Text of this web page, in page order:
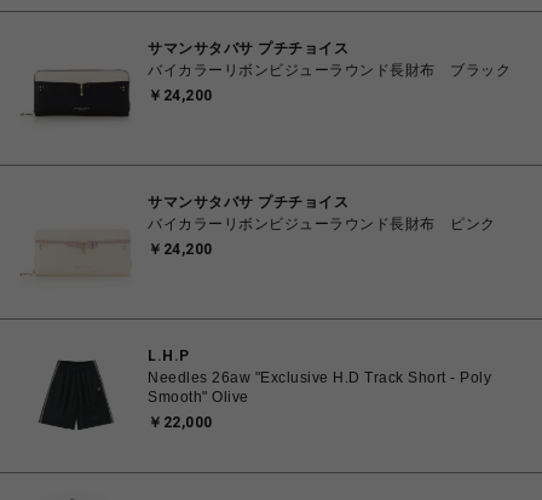
サマンサタバサ プチチョイス
バイカラーリボンビジューラウンド長財布 ブラック
￥24,200
サマンサタバサ プチチョイス
バイカラーリボンビジューラウンド長財布 ピンク
￥24,200
L.H.P
Needles 26aw "Exclusive H.D Track Short - Poly
Smooth" Olive
￥22,000